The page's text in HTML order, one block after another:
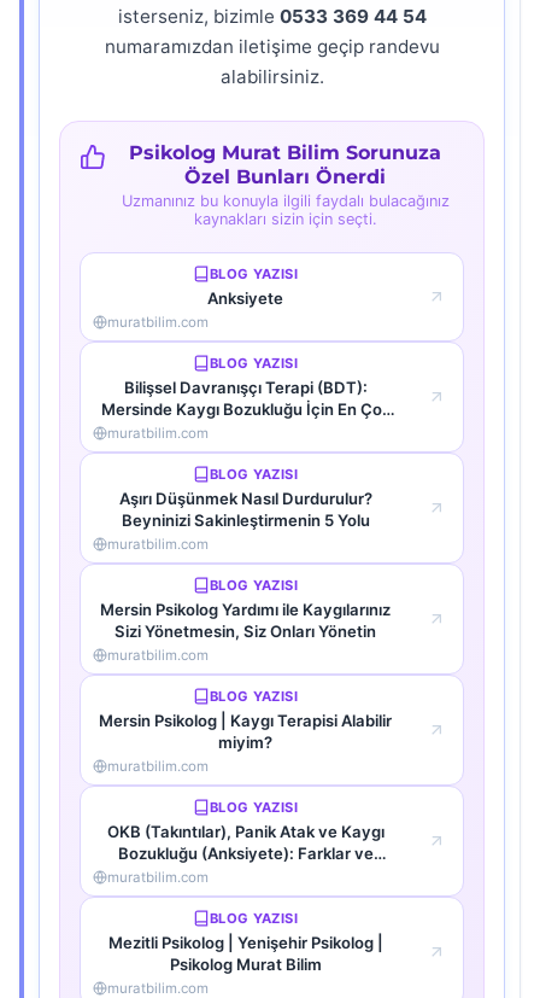
isterseniz, bizimle 0533 369 44 54
numaramızdan iletişime geçip randevu
alabilirsiniz.
Psikolog Murat Bilim Sorunuza
Özel Bunları Önerdi
Uzmanınız bu konuyla ilgili faydalı bulacağınız
kaynakları sizin için seçti.
BLOG YAZISI
Anksiyete
muratbilim.com
BLOG YAZISI
Bilişsel Davranışçı Terapi (BDT):
Mersinde Kaygı Bozukluğu İçin En Çok
Tercih Edilen Yöntem
muratbilim.com
BLOG YAZISI
Aşırı Düşünmek Nasıl Durdurulur?
Beyninizi Sakinleştirmenin 5 Yolu
muratbilim.com
BLOG YAZISI
Mersin Psikolog Yardımı ile Kaygılarınız
Sizi Yönetmesin, Siz Onları Yönetin
muratbilim.com
BLOG YAZISI
Mersin Psikolog | Kaygı Terapisi Alabilir
miyim?
muratbilim.com
BLOG YAZISI
OKB (Takıntılar), Panik Atak ve Kaygı
Bozukluğu (Anksiyete): Farklar ve
Benzerlikler
muratbilim.com
BLOG YAZISI
Mezitli Psikolog | Yenişehir Psikolog |
Psikolog Murat Bilim
muratbilim.com